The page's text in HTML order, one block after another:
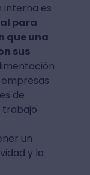
interna es
para
que una
sus
de
trabajo
un
y la